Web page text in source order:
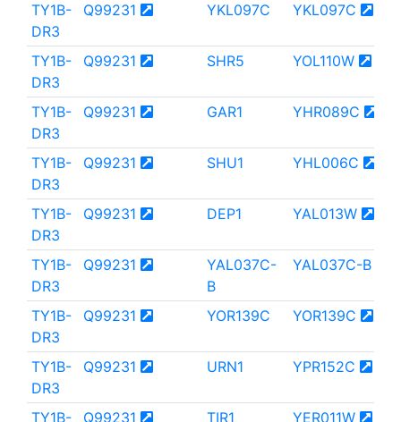
TY1B-
DR3
Q99231 YKL097C YKL097C
TY1B-
DR3
Q99231 SHR5 YOL110W
TY1B-
DR3
Q99231 GAR1 YHR089C
TY1B-
DR3
Q99231 SHU1 YHL006C
TY1B-
DR3
Q99231 DEP1 YAL013W
TY1B-
DR3
Q99231
YAL037C-
B
YAL037C-B
TY1B-
DR3
Q99231 YOR139C YOR139C
TY1B-
DR3
Q99231 URN1 YPR152C
TY1B- Q99231 TIR1 YER011W